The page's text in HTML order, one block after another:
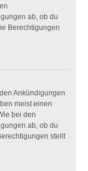
ab, ob du
Berechtigungen
Ankündigungen
meist einen
bei den
ab, ob du
stellt